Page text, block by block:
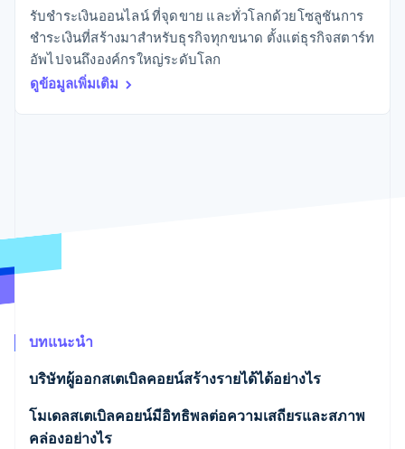
ข้อมูล
Product roadmap
การขจัดคาร์บอน
Stripe Sessions 2026
ดูว่า Stripe กำลังสร้างโครงสร้างพื้นฐานระบบเศรษฐกิจสำหรับ
AI อย่างไร
รับชมเลย
และสันทนาการ
ประกันภัย
สื่อและความบันเทิง
องค์กรไม่แสวงผลกำไร
ภาครัฐ
แอป
ตัวอย่างโค้ด
บล็อกของนักพัฒนา
สถานะ API
ติดต่อฝ่ายขาย
สมัครเป็นพาร์ทเนอร์
รับชำระเงินออนไลน์ ที่จุดขาย และทั่วโลกด้วยโซลูชันการ
ชำระเงินที่สร้างมาสำหรับธุรกิจทุกขนาด ตั้งแต่ธุรกิจสตาร์ท
อัพไปจนถึงองค์กรใหญ่ระดับโลก
ดูข้อมูลเพิ่มเติม
บทแนะนำ
บริษัทผู้ออกสเตเบิลคอยน์สร้างรายได้ได้อย่างไร
ดอกเบี้ยจากเงินสำรอง
โมเดลสเตเบิลคอยน์มีอิทธิพลต่อความเสถียรและสภาพ
คล่องอย่างไร